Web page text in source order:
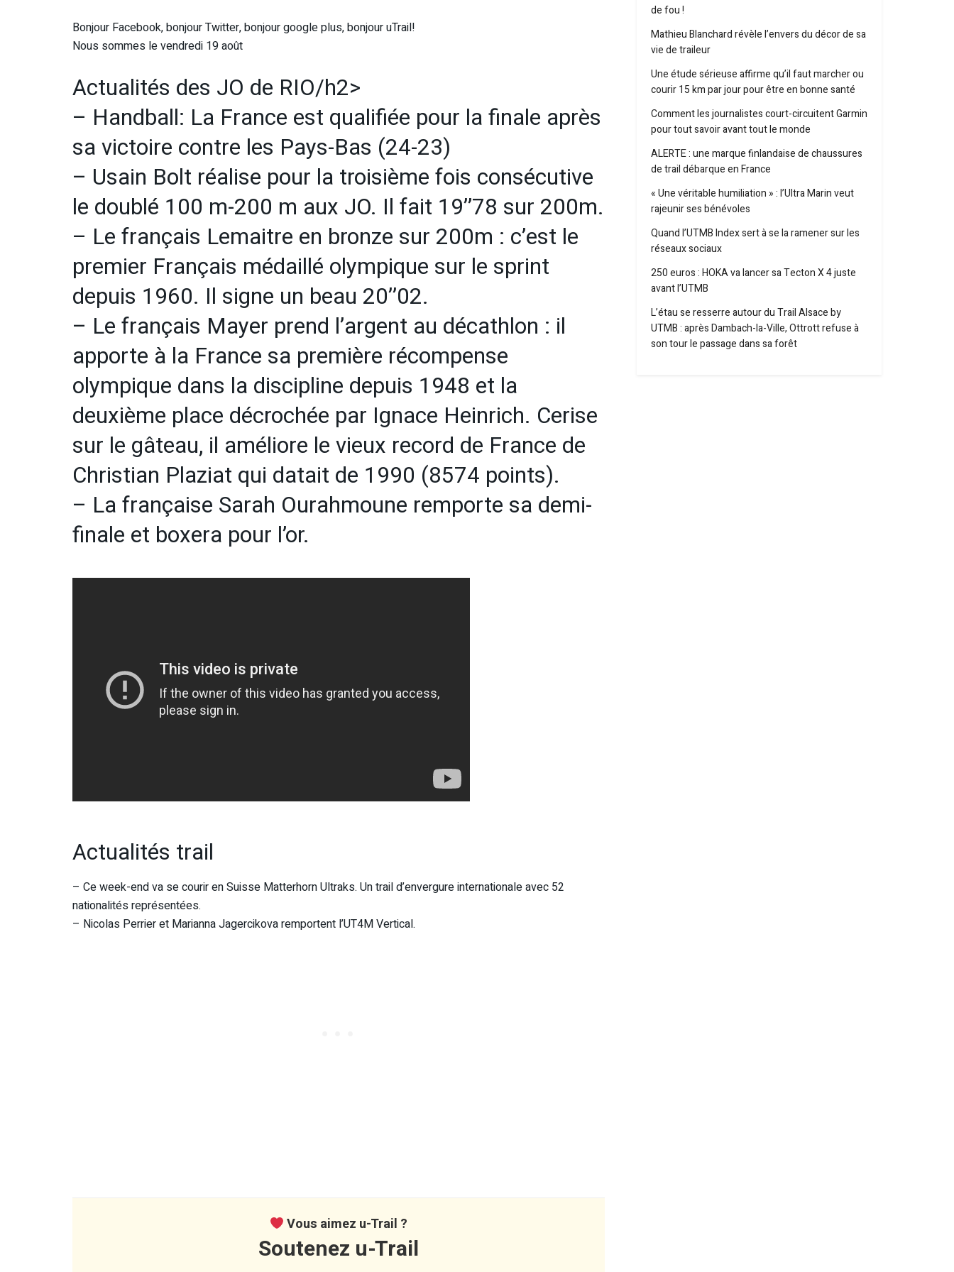
Bonjour Facebook, bonjour Twitter, bonjour google plus, bonjour uTrail!
Nous sommes le vendredi 19 août
Actualités des JO de RIO/h2>
– Handball: La France est qualifiée pour la finale après
sa victoire contre les Pays-Bas (24-23)
– Usain Bolt réalise pour la troisième fois consécutive
le doublé 100 m-200 m aux JO. Il fait 19’’78 sur 200m.
– Le français Lemaitre en bronze sur 200m : c’est le
premier Français médaillé olympique sur le sprint
depuis 1960. Il signe un beau 20’’02.
– Le français Mayer prend l’argent au décathlon : il
apporte à la France sa première récompense
olympique dans la discipline depuis 1948 et la
deuxième place décrochée par Ignace Heinrich. Cerise
sur le gâteau, il améliore le vieux record de France de
Christian Plaziat qui datait de 1990 (8574 points).
– La française Sarah Ourahmoune remporte sa demi-
finale et boxera pour l’or.
Actualités trail
– Ce week-end va se courir en Suisse Matterhorn Ultraks. Un trail d’envergure internationale avec 52
nationalités représentées.
– Nicolas Perrier et Marianna Jagercikova remportent l’UT4M Vertical.
Vous aimez u-Trail ?
Soutenez u-Trail
de fou !
Mathieu Blanchard révèle l’envers du décor de sa
vie de traileur
Une étude sérieuse affirme qu’il faut marcher ou
courir 15 km par jour pour être en bonne santé
Comment les journalistes court-circuitent Garmin
pour tout savoir avant tout le monde
ALERTE : une marque finlandaise de chaussures
de trail débarque en France
« Une véritable humiliation » : l’Ultra Marin veut
rajeunir ses bénévoles
Quand l’UTMB Index sert à se la ramener sur les
réseaux sociaux
250 euros : HOKA va lancer sa Tecton X 4 juste
avant l’UTMB
L’étau se resserre autour du Trail Alsace by
UTMB : après Dambach-la-Ville, Ottrott refuse à
son tour le passage dans sa forêt